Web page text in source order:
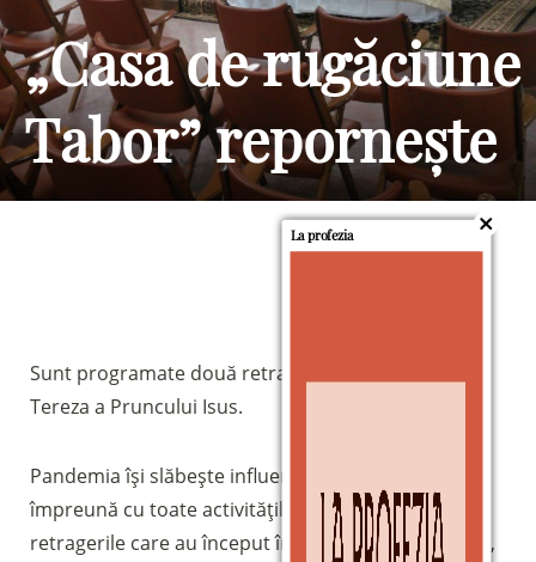
„Casa de rugăciune
Tabor” repornește
Sunt programate două retrageri pe figura Sfintei
Tereza a Pruncului Isus.
Pandemia își slăbește influența asupra Italiei și,
împreună cu toate activitățile care își reiau cursul,
retragerile care au început în vara anului 2020 sunt,
La profezia